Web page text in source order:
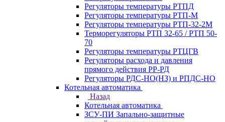
Регуляторы температуры РТПД
Регуляторы температуры РТП-M
Регуляторы температуры РТП-32-2М
Терморегуляторы РТП 32-65 / РТП 50-
70
Регуляторы температуры РТЦГВ
Регуляторы расхода и давления
прямого действия РР-РД
Регуляторы РДС-НО(НЗ) и РПДС-НО
Котельная автоматика
Назад
Котельная автоматика
ЗСУ-ПИ Запально-защитные